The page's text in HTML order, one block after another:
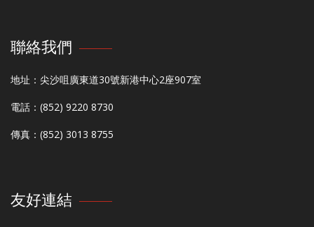
聯絡我們
地址：尖沙咀廣東道30號新港中心2座907室
電話：(852) 9220 8730
傳真：(852) 3013 8755
友好連結